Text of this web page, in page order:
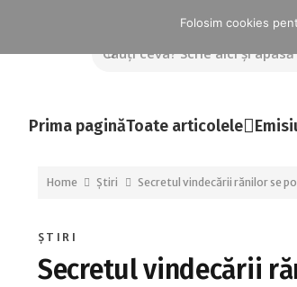
Prima paginăToate articolele
Home Știri Secretul vindecării rănilor se
ȘTIRI
Secretul vindecării
Folosim cookies